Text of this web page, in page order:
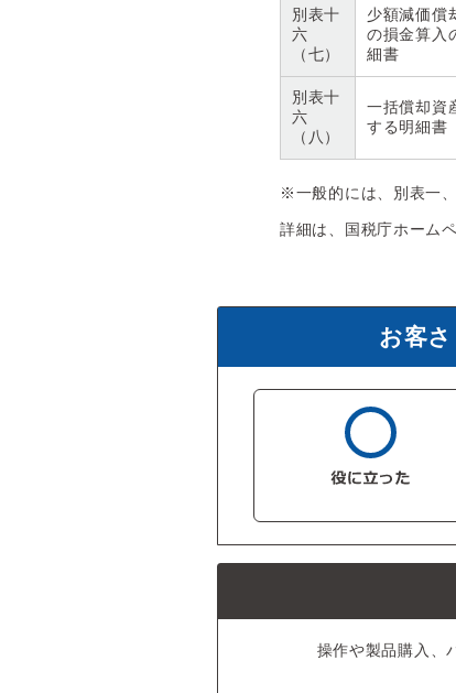
別表十
六
（七）
少額減価償
の損金算入
細書
別表十
六
（八）
一括償却資
する明細書
※一般的には、別表一
詳細は、国税庁ホーム
お客
操作や製品購入、